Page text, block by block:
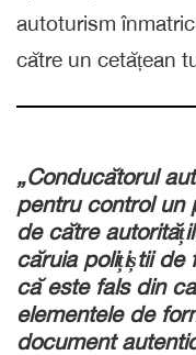
autoturism
către un cetățean
„Conducătorul
pentru control un
de către
căruia polițiștii de
că este fals din
elementele de
document